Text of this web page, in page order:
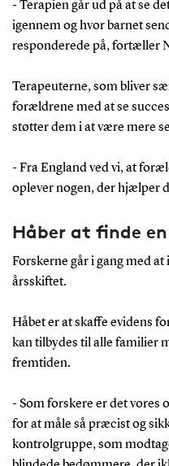
- Terapien går ud på at se
igennem og hvor barnet
responderede på, fortæller
Terapeuterne, som bliver
forældrene med at se
støtter dem i at være mere
- Fra England ved vi, at
oplever nogen, der hjælper
Håber at finde
Forskerne går i gang med
årsskiftet.
Håbet er at skaffe evidens
kan tilbydes til alle familier
fremtiden.
- Som forskere er det vores
for at måle så præcist og
kontrolgruppe, som